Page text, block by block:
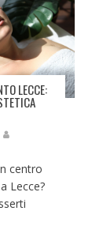
LECCE:
centro
Lecce?